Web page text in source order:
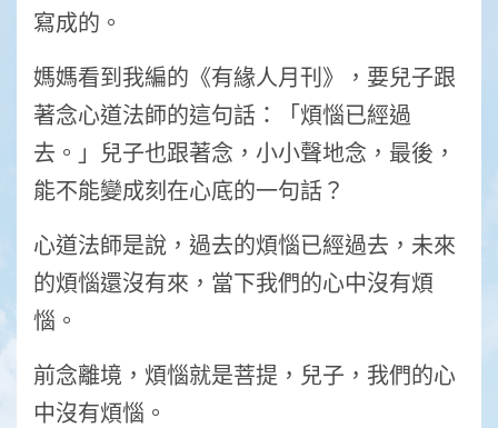
寫成的。
媽媽看到我編的《有緣人月刊》，要兒子跟
著念心道法師的這句話：「煩惱已經過
去。」兒子也跟著念，小小聲地念，最後，
能不能變成刻在心底的一句話？
心道法師是說，過去的煩惱已經過去，未來
的煩惱還沒有來，當下我們的心中沒有煩
惱。
前念離境，煩惱就是菩提，兒子，我們的心
中沒有煩惱。